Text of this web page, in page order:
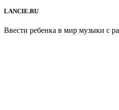
LANCIE.RU
Ввести ребенка в мир музыки с